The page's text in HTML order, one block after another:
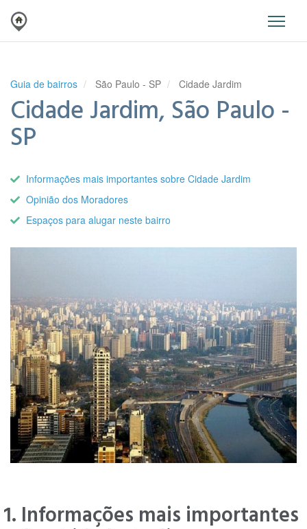
Guia de bairros São Paulo - SP Cidade Jardim
Cidade Jardim, São Paulo -
SP
Informações mais importantes sobre Cidade Jardim
Opinião dos Moradores
Espaços para alugar neste bairro
1. Informações mais importantes